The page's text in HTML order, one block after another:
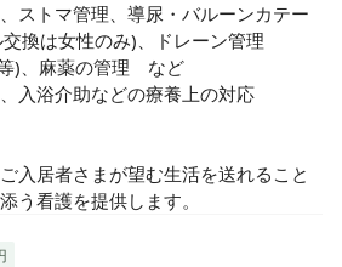
ストマ管理、導尿・バルーンカテー
換は女性のみ)、ドレーン管理
)、麻薬の管理　など
入浴介助などの療養上の対応
入居者さまが望む生活を送れること
う看護を提供します。